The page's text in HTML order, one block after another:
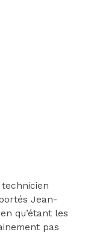
technicien
Jean-
qu’étant les
pas